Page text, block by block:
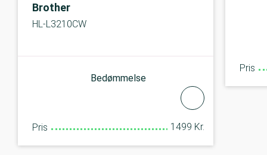
Brother
HL-L3210CW
Bedømmelse
Pris 1499 Kr.
Pris